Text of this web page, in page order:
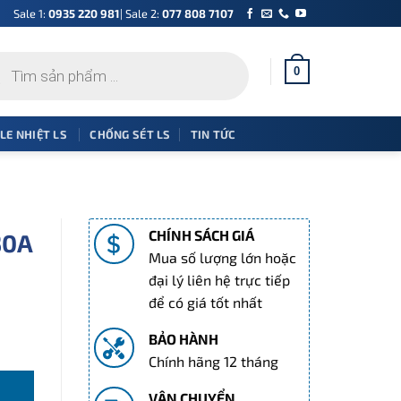
Sale 1: 0935 220 981| Sale 2: 077 808 7107
0
NHIỆT LS CHỐNG SÉT LS TIN TỨC
CHÍNH SÁCH GIÁ
Mua số lượng lớn hoặc
đại lý liên hệ trực tiếp
để có giá tốt nhất
BẢO HÀNH
Chính hãng 12 tháng